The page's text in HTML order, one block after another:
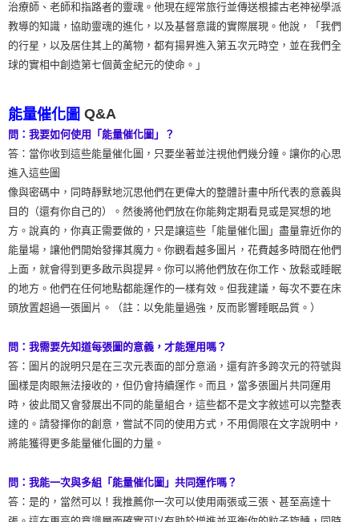
治療師、老師和指路者的靈魂。他現在經常旅行並傳送根據古老神祕學派
教導的知識，協助靈魂的進化，以及基督意識的實際展現。他說，「我們
的行星，以及居住其上的萬物，都有揚昇進入第五次元時空，並在我們全
球的實相中創造第七個黃金紀元的使命。」
能量催化圖 Q&A
問：我要如何使用「能量催化圖」？
答：當你收到這些能量催化圖，只要坐著並注視他們幾分鐘。讓你的心思
進入這些圖
像與密碼中，同時靜默地沉思他們在更偉大的整體計畫中所代表的意義與
目的（還有你自己的）。然後將他們放在你能夠定期看見或是冥想的地
方。說真的，你真正需要做的，只是讓這些「能量催化圖」盡量靠近你的
能量場，讓他們開始發揮其魔力。你觀看越多圖片，花費越多時間在他們
上面，就會得到更多啟示與提昇。你可以將他們放在你工作、放鬆或睡眠
的地方。他們在任何地點都能運作的一樣有效。但我建議，每次不要在床
頭放置超過一張圖片。（註：以免能量過強，反而影響睡眠品質。）
問：我需要先知道每張圖的意義，才能運用嗎？
答：圖片的說明只是在三次元表面的部分意涵，還有許多跨次元的符號與
圖樣是肉眼無法接收的，但仍會持續運作。而且，當多張圖片共同運用
時，彼此間又會發展出不同的能量組合，這些都不是文字敘述可以完整表
達的。請發揮你的創意，嘗試不同的使用方式，不用侷限在文字說明中，
將能獲得更多能量催化圖的力量。
問：我能一次與多組「能量催化圖」共同運作嗎？
答：是的，當然可以！我推薦你一次可以使用兩張或三張、甚至高達十